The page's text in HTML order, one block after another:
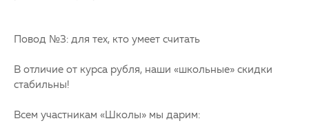
Повод №3: для тех, кто умеет считать
В отличие от курса рубля, наши «школьные» скидки
стабильны!
Всем участникам «Школы» мы дарим: